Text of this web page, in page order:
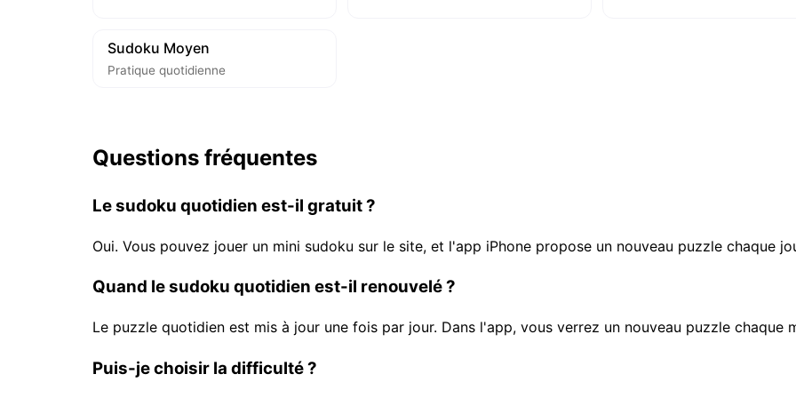
Sudoku Moyen
Pratique quotidienne
Questions fréquentes
Le sudoku quotidien est-il gratuit ?
Oui. Vous pouvez jouer un mini sudoku sur le site, et l'app iPhone propose un nouveau puzzle chaque
Quand le sudoku quotidien est-il renouvelé ?
Le puzzle quotidien est mis à jour une fois par jour. Dans l'app, vous verrez un nouveau puzzle chaque
Puis-je choisir la difficulté ?